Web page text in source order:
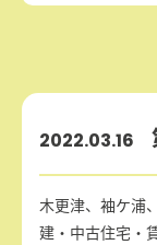
2022.03.16
木更津、袖ケ浦
建・中古住宅・